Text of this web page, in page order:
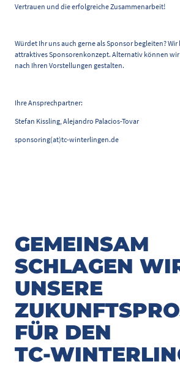
Vertrauen und die erfolgreiche Zusammenarbeit!
Würdet Ihr uns auch gerne als Sponsor begleiten?
attraktives Sponsorenkonzept. Alternativ können
nach Ihren Vorstellungen gestalten.
Ihre Ansprechpartner:
Stefan Kissling, Alejandro Palacios-Tovar
sponsoring(at)tc-winterlingen.de
GEMEINSAM
SCHLAGEN
UNSERE
FÜR DEN
TC-